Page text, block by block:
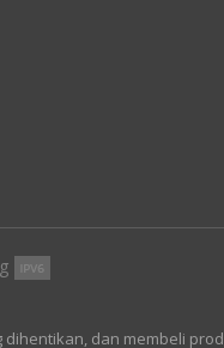
dan membeli